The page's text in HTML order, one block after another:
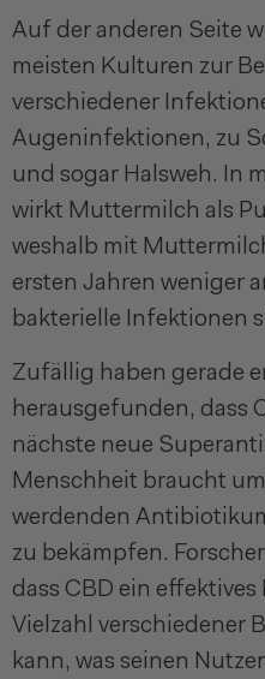
Auf der anderen Seite
meisten Kulturen zur
verschiedener
Augeninfektionen, zu
und sogar Halsweh. In
wirkt Muttermilch als
weshalb mit
ersten Jahren weniger
bakterielle Infektionen
Zufällig haben gerade
herausgefunden, dass
nächste neue
Menschheit braucht
werdenden
zu bekämpfen.
dass CBD ein
Vielzahl verschiedener
kann, was seinen